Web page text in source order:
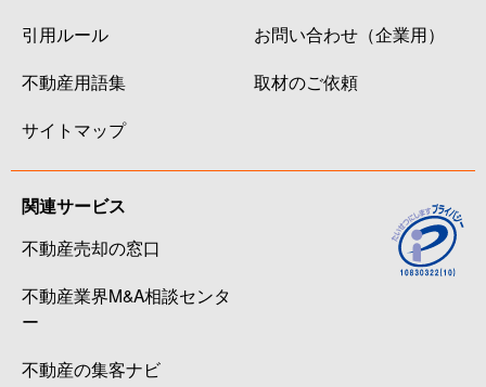
引用ルール
不動産用語集
サイトマップ
お問い合わせ（企業用）
取材のご依頼
関連サービス
不動産売却の窓口
不動産業界M&A相談センタ
ー
不動産の集客ナビ